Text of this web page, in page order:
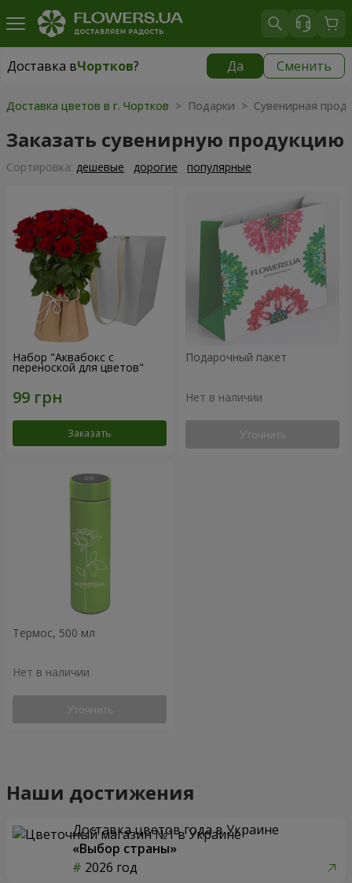
Доставка вЧортков? Да Сменить
Доставка вЧортков|
Доставка цветов в г. Чортков > Подарки > Сувенирная
Заказать сувенирную продукцию
Cортировка: дешевые дорогие популярные
Набор "Аквабокс с
переноской для цветов"
Заказать
Подарочный пакет
Нет в наличии
Уточнить
Термос, 500 мл
Нет в наличии
Уточнить
Наши достижения
Доставка цветов года в Украине
«Выбор страны»
2026 год